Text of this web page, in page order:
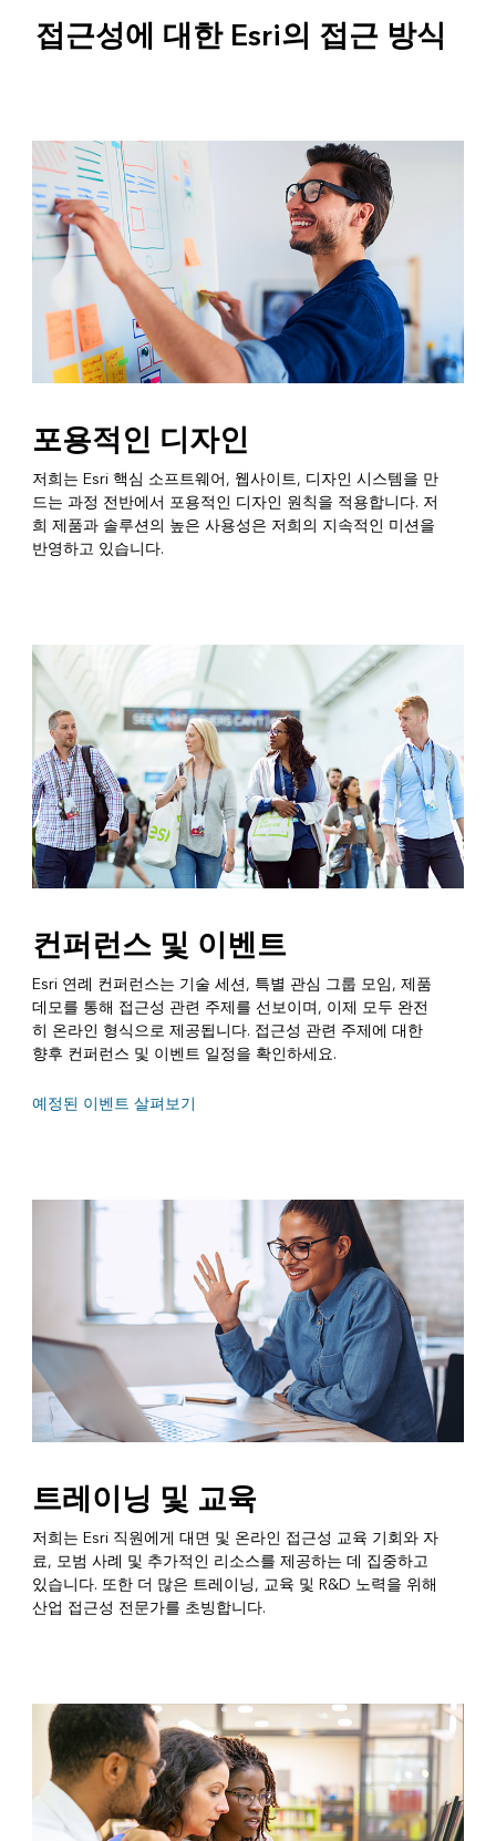
접근성에 대한 Esri의 접근 방식
포용적인 디자인
저희는 Esri 핵심 소프트웨어, 웹사이트, 디자인 시스템을 만
드는 과정 전반에서 포용적인 디자인 원칙을 적용합니다. 저
희 제품과 솔루션의 높은 사용성은 저희의 지속적인 미션을
반영하고 있습니다.
컨퍼런스 및 이벤트
Esri 연례 컨퍼런스는 기술 세션, 특별 관심 그룹 모임, 제품
데모를 통해 접근성 관련 주제를 선보이며, 이제 모두 완전
히 온라인 형식으로 제공됩니다. 접근성 관련 주제에 대한
향후 컨퍼런스 및 이벤트 일정을 확인하세요.
예정된 이벤트 살펴보기
트레이닝 및 교육
저희는 Esri 직원에게 대면 및 온라인 접근성 교육 기회와 자
료, 모범 사례 및 추가적인 리소스를 제공하는 데 집중하고
있습니다. 또한 더 많은 트레이닝, 교육 및 R&D 노력을 위해
산업 접근성 전문가를 초빙합니다.